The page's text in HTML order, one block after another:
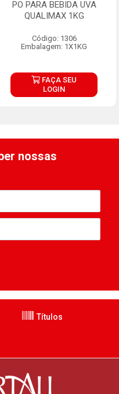
PO PARA BEBIDA UVA
QUALIMAX 1KG
Código: 1306
Embalagem: 1X1KG
FAÇA SEU
LOGIN
nossas
Títulos